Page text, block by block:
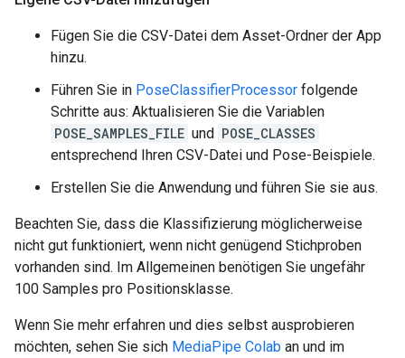
Fügen Sie die CSV-Datei dem Asset-Ordner der App
hinzu.
Führen Sie in PoseClassifierProcessor folgende
Schritte aus: Aktualisieren Sie die Variablen
POSE_SAMPLES_FILE und POSE_CLASSES
entsprechend Ihren CSV-Datei und Pose-Beispiele.
Erstellen Sie die Anwendung und führen Sie sie aus.
Beachten Sie, dass die Klassifizierung möglicherweise
nicht gut funktioniert, wenn nicht genügend Stichproben
vorhanden sind. Im Allgemeinen benötigen Sie ungefähr
100 Samples pro Positionsklasse.
Wenn Sie mehr erfahren und dies selbst ausprobieren
möchten, sehen Sie sich MediaPipe Colab an und im